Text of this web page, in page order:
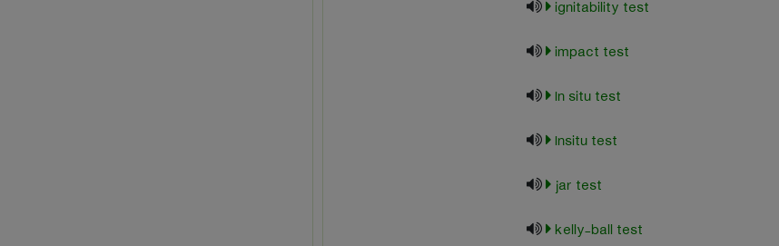
ignitability test
impact test
In situ test
Insitu test
jar test
kelly-ball test